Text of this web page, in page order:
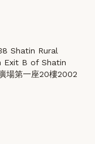
Shatin Rural
Exit B of Shatin
場第一座20樓2002